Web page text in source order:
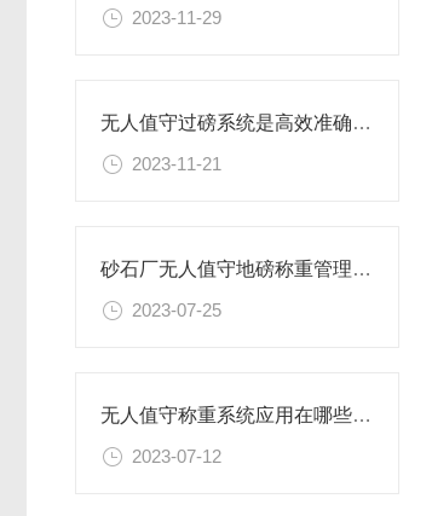
2023-11-29
无人值守过磅系统是高效准确的称重管理
2023-11-21
砂石厂无人值守地磅称重管理系统解读
2023-07-25
无人值守称重系统应用在哪些企业
2023-07-12